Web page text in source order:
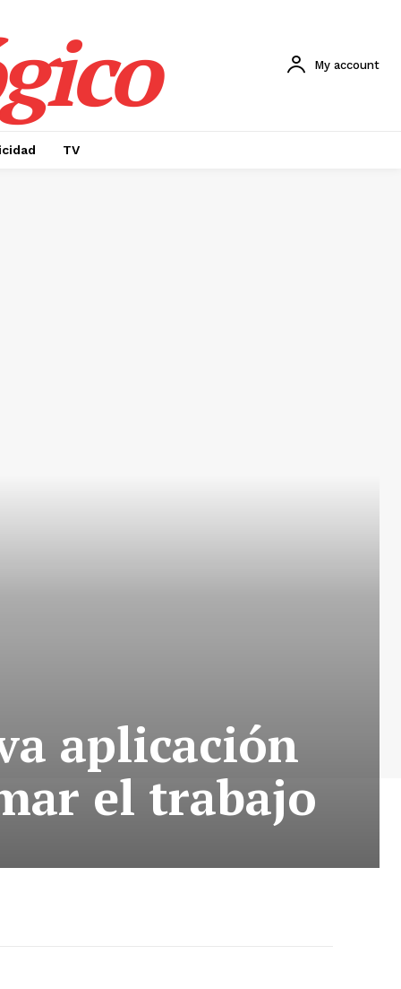
My account
TV
aplicación
el trabajo